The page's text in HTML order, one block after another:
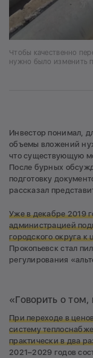
Чтобы качественно
нужно было изменить
Инвестор понимал,
объемы вложений
что существующую
После бурных
подготовку
рассказал
Уже в декабре 2019
администрацией
городского округа
Прокопьевск стал
регулирования
«Говорить о
При переходе в
систему
практически в два
2021–2029 годов